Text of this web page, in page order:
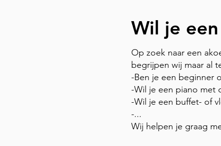
Wil je
Op zoek naar een
begrijpen wij maar al
-Ben je een beginner
-Wil je een piano met
-Wil je een buffet- of
-...
Wij helpen je graag